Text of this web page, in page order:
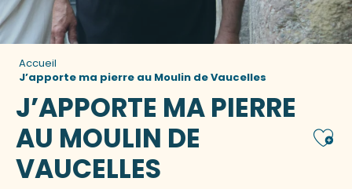
Accueil
J’apporte ma pierre au Moulin de Vaucelles
J’APPORTE MA PIERRE
AU MOULIN DE
VAUCELLES